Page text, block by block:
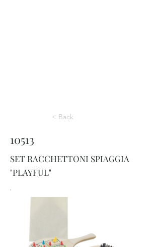
< Back
10513
SET RACCHETTONI SPIAGGIA
"PLAYFUL"